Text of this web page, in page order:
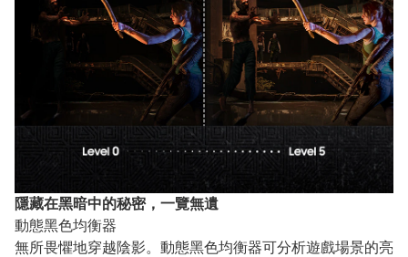
隱藏在黑暗中的秘密，一覽無遺
動態黑色均衡器
無所畏懼地穿越陰影。動態黑色均衡器可分析遊戲場景的亮